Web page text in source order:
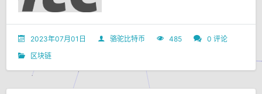
2023年07月01日 骆驼比特币 485
0 评论
区块链